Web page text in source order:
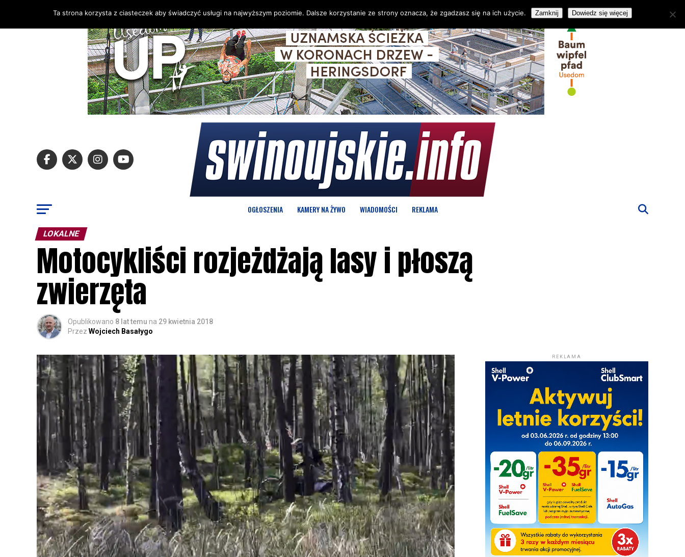
OGŁOSZENIA KAMERY NA ŻYWO WIADOMOŚCI REKLAMA
LOKALNE
Motocykliści rozjeżdżają lasy i płoszą
zwierzęta
Opublikowano 8 lat temu na 29 kwietnia 2018
Przez Wojciech Basałygo
REKLAMA
Ta strona korzysta z ciasteczek aby świadczyć usługi na najwyższym poziomie. Dalsze korzystanie ze strony oznacza, że zgadzasz się na ich użycie. Zamknij Dowiedz się więcej